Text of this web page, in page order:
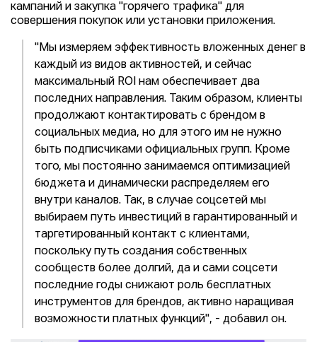
кампаний и закупка "горячего трафика" для
совершения покупок или установки приложения.
"Мы измеряем эффективность вложенных денег в
каждый из видов активностей, и сейчас
максимальный ROI нам обеспечивает два
последних направления. Таким образом, клиенты
продолжают контактировать с брендом в
социальных медиа, но для этого им не нужно
быть подписчиками официальных групп. Кроме
того, мы постоянно занимаемся оптимизацией
бюджета и динамически распределяем его
внутри каналов. Так, в случае соцсетей мы
выбираем путь инвестиций в гарантированный и
таргетированный контакт с клиентами,
поскольку путь создания собственных
сообществ более долгий, да и сами соцсети
последние годы снижают роль бесплатных
инструментов для брендов, активно наращивая
возможности платных функций", - добавил он.